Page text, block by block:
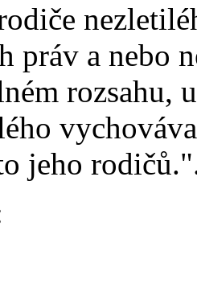
práv a nebo
rozsahu,
jeho